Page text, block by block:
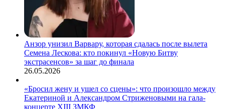
Анзор унизил Варвару, которая сдалась после вылета
Семена Лескова: кто покинул «Новую Битву
экстрасенсов» за шаг до финала
26.05.2026
«Бросил жену и ушел со сцены»: что произошло между
Екатериной и Александром Стриженовыми на гала-
концерте XIII ЗМКФ